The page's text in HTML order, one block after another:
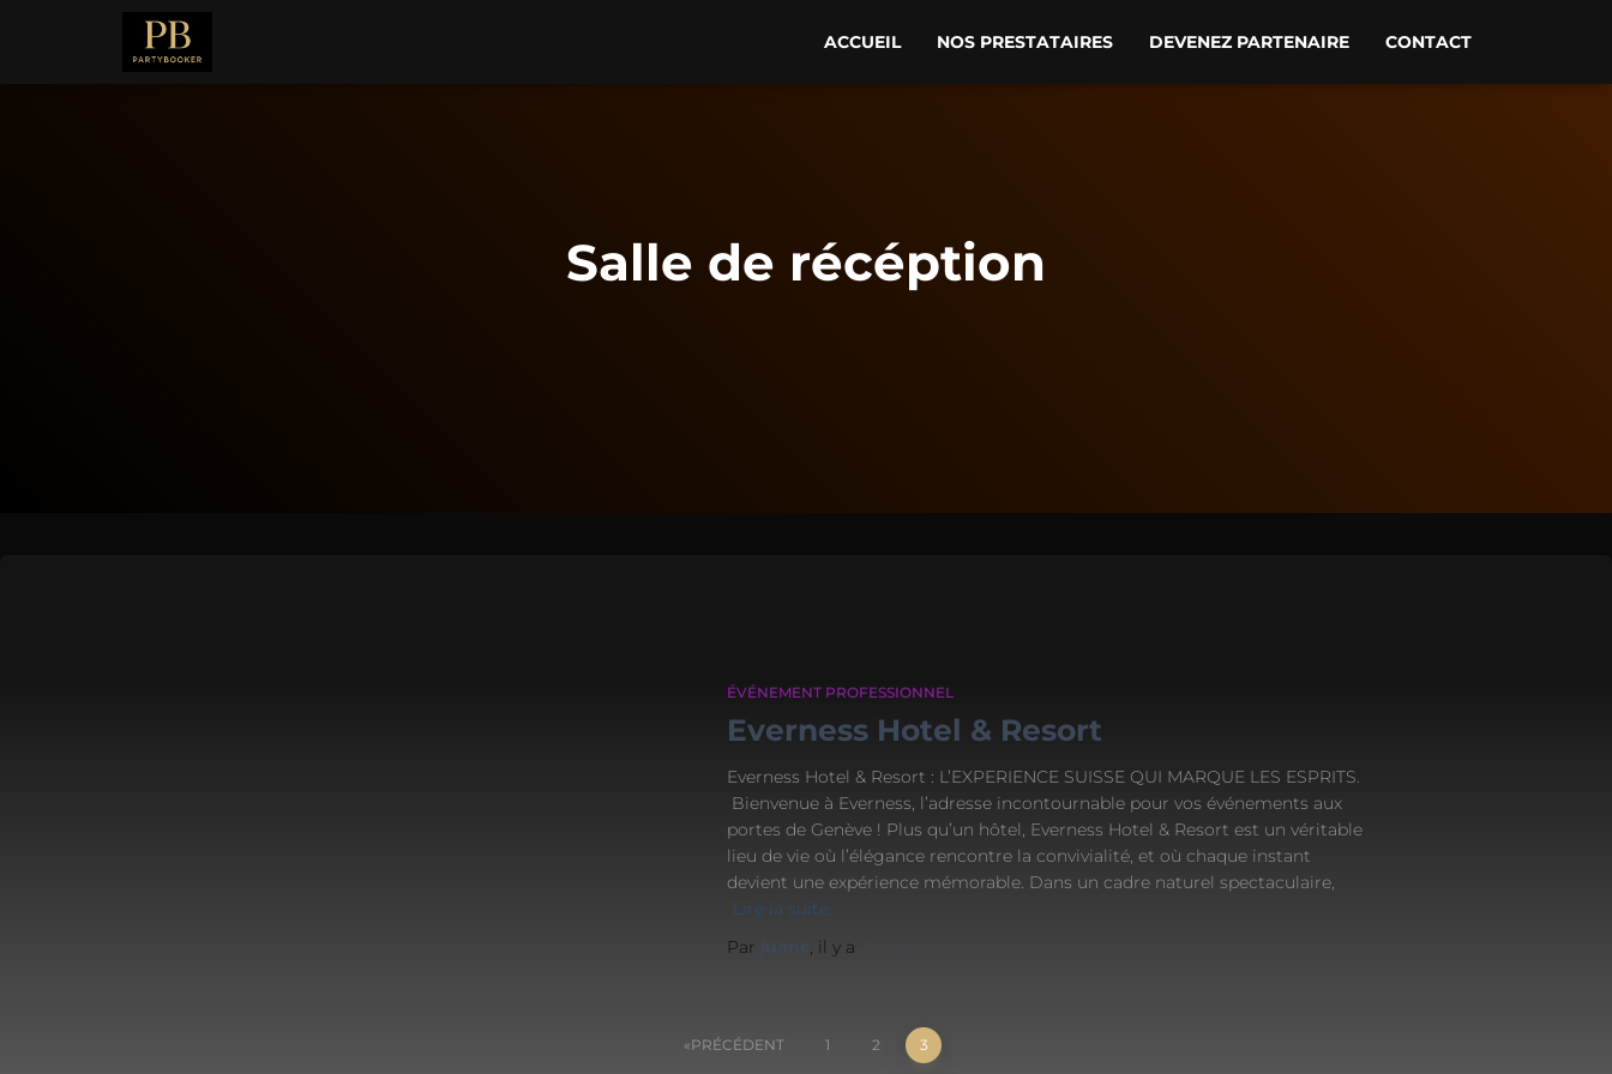
ACCUEIL NOS PRESTATAIRES DEVENEZ PARTENAIRE CONTACT
Salle de récéption
ÉVÉNEMENT PROFESSIONNEL
Everness Hotel & Resort
Everness Hotel & Resort : L’EXPERIENCE SUISSE QUI MARQUE LES ESPRITS.
Bienvenue à Everness, l’adresse incontournable pour vos événements aux
portes de Genève ! Plus qu’un hôtel, Everness Hotel & Resort est un véritable
lieu de vie où l’élégance rencontre la convivialité, et où chaque instant
devient une expérience mémorable. Dans un cadre naturel spectaculaire,
Lire la suite…
Par juanc, il y a 2 ans
PRÉCÉDENT 1 2 3